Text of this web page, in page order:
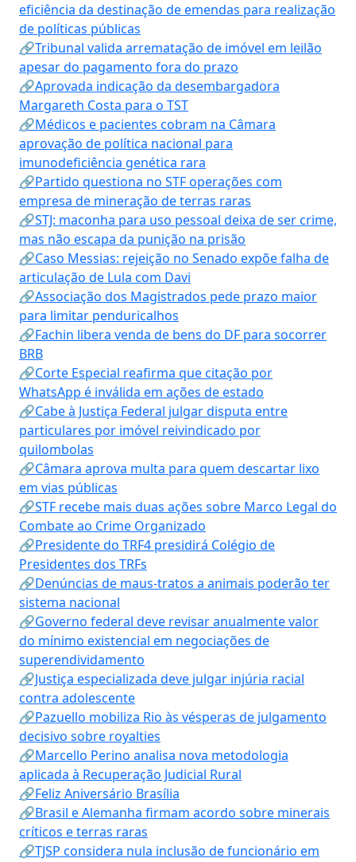
eficiência da destinação de emendas para realização
de políticas públicas
🔗Tribunal valida arrematação de imóvel em leilão
apesar do pagamento fora do prazo
🔗Aprovada indicação da desembargadora
Margareth Costa para o TST
🔗Médicos e pacientes cobram na Câmara
aprovação de política nacional para
imunodeficiência genética rara
🔗Partido questiona no STF operações com
empresa de mineração de terras raras
🔗STJ: maconha para uso pessoal deixa de ser crime,
mas não escapa da punição na prisão
🔗Caso Messias: rejeição no Senado expõe falha de
articulação de Lula com Davi
🔗Associação dos Magistrados pede prazo maior
para limitar penduricalhos
🔗Fachin libera venda de bens do DF para socorrer
BRB
🔗Corte Especial reafirma que citação por
WhatsApp é inválida em ações de estado
🔗Cabe à Justiça Federal julgar disputa entre
particulares por imóvel reivindicado por
quilombolas
🔗Câmara aprova multa para quem descartar lixo
em vias públicas
🔗STF recebe mais duas ações sobre Marco Legal do
Combate ao Crime Organizado
🔗Presidente do TRF4 presidirá Colégio de
Presidentes dos TRFs
🔗Denúncias de maus-tratos a animais poderão ter
sistema nacional
🔗Governo federal deve revisar anualmente valor
do mínimo existencial em negociações de
superendividamento
🔗Justiça especializada deve julgar injúria racial
contra adolescente
🔗Pazuello mobiliza Rio às vésperas de julgamento
decisivo sobre royalties
🔗Marcello Perino analisa nova metodologia
aplicada à Recuperação Judicial Rural
🔗Feliz Aniversário Brasília
🔗Brasil e Alemanha firmam acordo sobre minerais
críticos e terras raras
🔗TJSP considera nula inclusão de funcionário em